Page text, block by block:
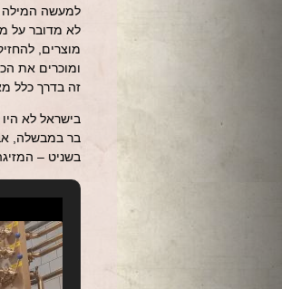
למעשה המילה
לא מדובר על
מוצרים,
ומוכרים את
זה בדרך כלל
בישראל לא
בר במבשלה,
בשניט –